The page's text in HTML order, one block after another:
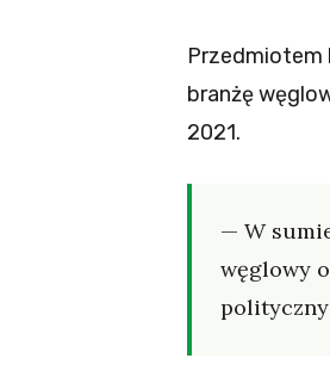
Przedmiotem
branżę
2021.
— W
węglowy
polityczny